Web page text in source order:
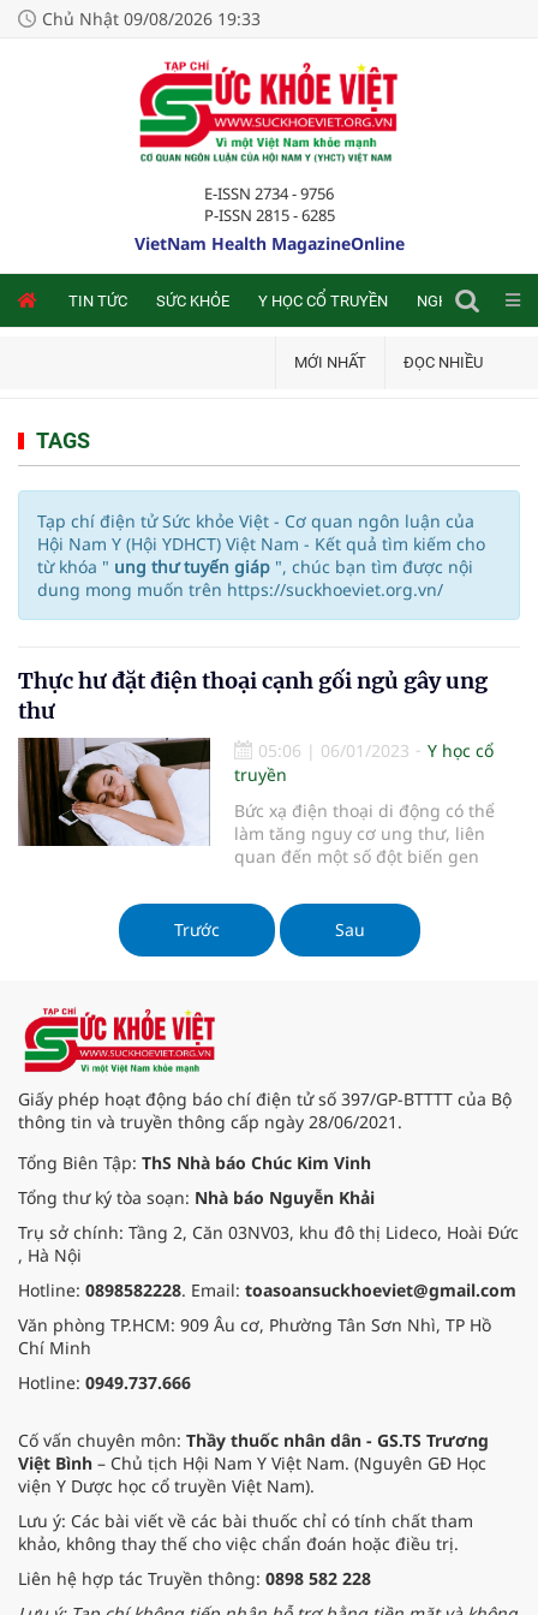
Chủ Nhật 09/08/2026 19:33
E-ISSN 2734 - 9756
P-ISSN 2815 - 6285
VietNam Health MagazineOnline
TIN TỨC SỨC KHỎE Y HỌC CỔ TRUYỀN NGHIÊN CỨU
MỚI NHẤT ĐỌC NHIỀU
TAGS
Tạp chí điện tử Sức khỏe Việt - Cơ quan ngôn luận của
Hội Nam Y (Hội YDHCT) Việt Nam - Kết quả tìm kiếm cho
từ khóa " ung thư tuyến giáp ", chúc bạn tìm được nội
dung mong muốn trên https://suckhoeviet.org.vn/
Thực hư đặt điện thoại cạnh gối ngủ gây ung
thư
05:06 | 06/01/2023
Y học cổ
truyền
Bức xạ điện thoại di động có thể
làm tăng nguy cơ ung thư, liên
quan đến một số đột biến gen
Trước Sau
Giấy phép hoạt động báo chí điện tử số 397/GP-BTTTT của Bộ
thông tin và truyền thông cấp ngày 28/06/2021.
Tổng Biên Tập: ThS Nhà báo Chúc Kim Vinh
Tổng thư ký tòa soạn: Nhà báo Nguyễn Khải
Trụ sở chính: Tầng 2, Căn 03NV03, khu đô thị Lideco, Hoài Đức
, Hà Nội
Hotline: 0898582228. Email: toasoansuckhoeviet@gmail.com
Văn phòng TP.HCM: 909 Âu cơ, Phường Tân Sơn Nhì, TP Hồ
Chí Minh
Hotline: 0949.737.666
Cố vấn chuyên môn: Thầy thuốc nhân dân - GS.TS Trương
Việt Bình – Chủ tịch Hội Nam Y Việt Nam. (Nguyên GĐ Học
viện Y Dược học cổ truyền Việt Nam).
Lưu ý: Các bài viết về các bài thuốc chỉ có tính chất tham
khảo, không thay thế cho việc chẩn đoán hoặc điều trị.
Liên hệ hợp tác Truyền thông: 0898 582 228